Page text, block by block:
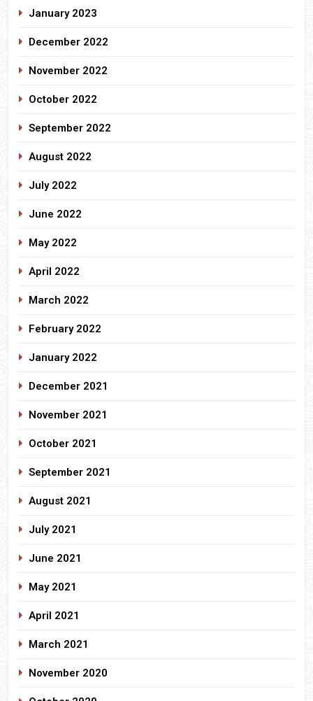
January 2023
December 2022
November 2022
October 2022
September 2022
August 2022
July 2022
June 2022
May 2022
April 2022
March 2022
February 2022
January 2022
December 2021
November 2021
October 2021
September 2021
August 2021
July 2021
June 2021
May 2021
April 2021
March 2021
November 2020